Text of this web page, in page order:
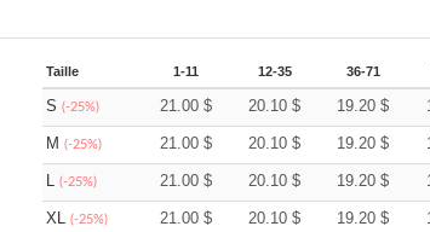
Taille 1-11 12-35 36-71
S(-25%) 21.00$ 20.10$ 19.20$
M(-25%) 21.00$ 20.10$ 19.20$
L(-25%) 21.00$ 20.10$ 19.20$
XL(-25%) 21.00$ 20.10$ 19.20$